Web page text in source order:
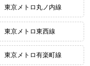
東京メトロ丸ノ内線
東京メトロ東西線
東京メトロ有楽町線